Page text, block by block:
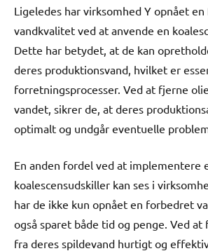
Ligeledes har virksomhed Y opnået
vandkvalitet ved at anvende en
Dette har betydet, at de kan
deres produktionsvand, hvilket er
forretningsprocesser. Ved at fjerne
vandet, sikrer de, at deres
optimalt og undgår eventuelle
En anden fordel ved at implementere
koalescensudskiller kan ses i
har de ikke kun opnået en forbedret
også sparet både tid og penge. Ved
fra deres spildevand hurtigt og